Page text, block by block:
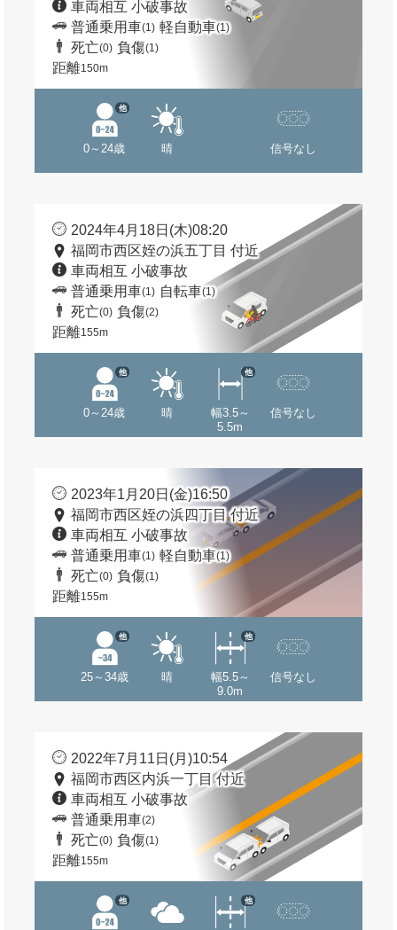
車両相互 小破事故
普通乗用車(1) 軽自動車(1)
死亡(0) 負傷(1)
距離150m
0～24歳
他
晴 信号なし
2024年4月18日(木)08:20
福岡市西区姪の浜五丁目 付近
車両相互 小破事故
普通乗用車(1) 自転車(1)
死亡(0) 負傷(2)
距離155m
0～24歳
他
晴
幅3.5～
5.5m
他
信号なし
2023年1月20日(金)16:50
福岡市西区姪の浜四丁目 付近
車両相互 小破事故
普通乗用車(1) 軽自動車(1)
死亡(0) 負傷(1)
距離155m
25～34歳
他
晴
幅5.5～
9.0m
他
信号なし
2022年7月11日(月)10:54
福岡市西区内浜一丁目 付近
車両相互 小破事故
普通乗用車(2)
死亡(0) 負傷(1)
距離155m
他 他